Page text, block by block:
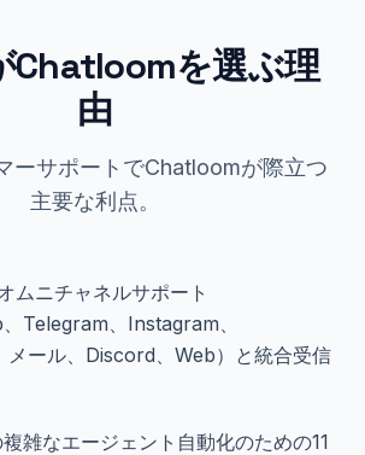
Chatloomを選ぶ理
由
ーサポートでChatloomが際立つ
主要な利点。
ムニチャネルサポート
Telegram、Instagram、
メール、Discord、Web）と統合受信
雑なエージェント自動化のための11